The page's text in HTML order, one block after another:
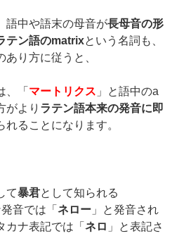
語中や語末の母音が長母音の形
テン語のmatrixという名詞も、
り方に従うと、
、「 マートリクス 」と語中のa
がより ラテン語本来の発音に即
れることになります。
て暴君として知られる
音では「ネロー 」と発音され
カナ表記では「ネロ 」と表記さ